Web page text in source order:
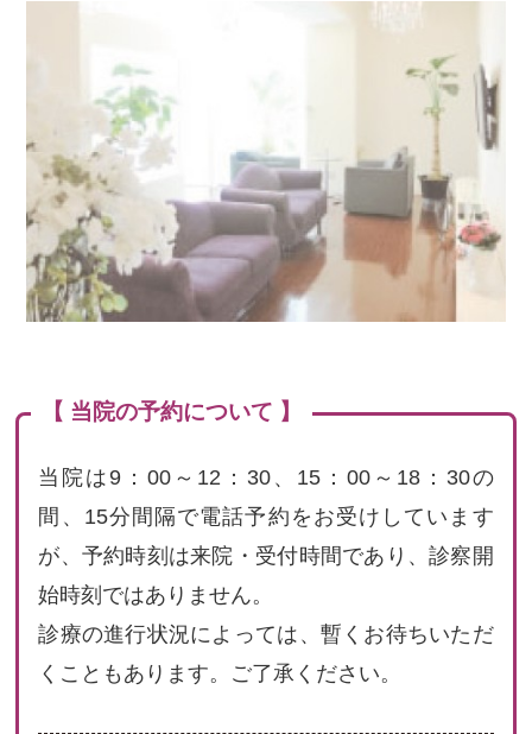
【 当院の予約について 】
当院は9：00～12：30、15：00～18：30の
間、15分間隔で電話予約をお受けしています
が、予約時刻は来院・受付時間であり、診察開
始時刻ではありません。
診療の進行状況によっては、暫くお待ちいただ
くこともあります。ご了承ください。